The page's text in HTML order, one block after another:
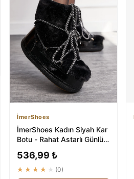
İmerShoes
İmerShoes Kadın Siyah Kar
Botu - Rahat Astarlı Günlük
536,99 ₺
★★★★★ (0)